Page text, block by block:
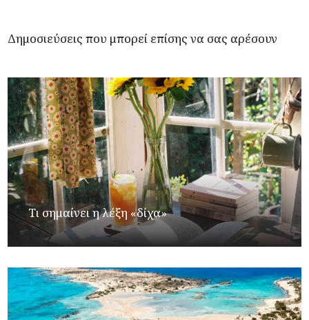
Δημοσιεύσεις που μπορεί επίσης να σας αρέσουν
Τι σημαίνει η λέξη «δίχα»